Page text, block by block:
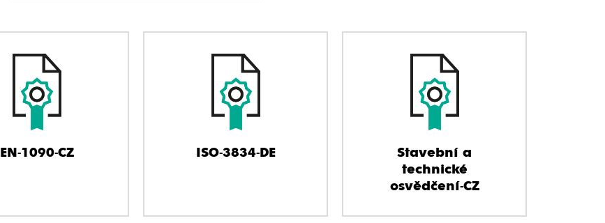
EN-1090-CZ ISO-3834-DE
Stavební a
technické
osvědčení-CZ